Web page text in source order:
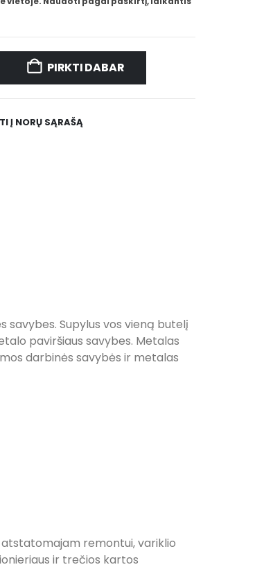
PIRKTI DABAR
Į NORŲ SĄRAŠĄ
savybes. Supylus vos vieną butelį
paviršiaus savybes. Metalas
darbinės savybės ir metalas
remontui, variklio
ir trečios kartos